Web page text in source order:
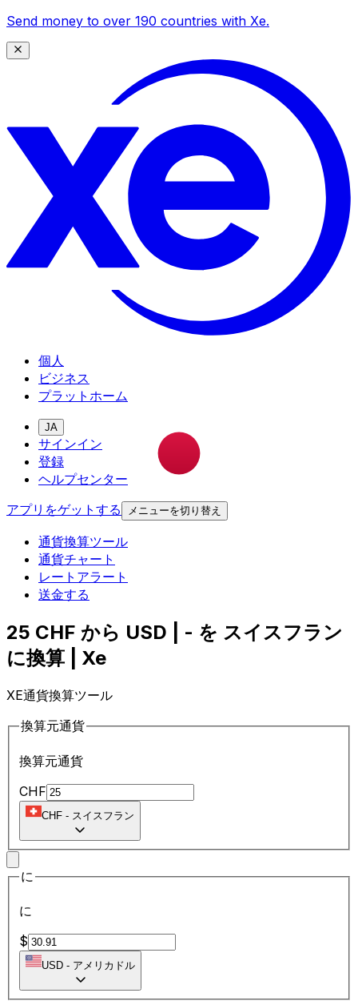
Send money to over 190 countries with Xe.
個人
ビジネス
プラットホーム
JA
サインイン
登録
ヘルプセンター
アプリをゲットする
メニューを切り替え
通貨換算ツール
通貨チャート
レートアラート
送金する
25 CHF から USD | - を スイスフラン
に換算 | Xe
XE通貨換算ツール
換算元通貨
換算元通貨
CHF
CHF - スイスフラン
に
に
$
USD - アメリカドル